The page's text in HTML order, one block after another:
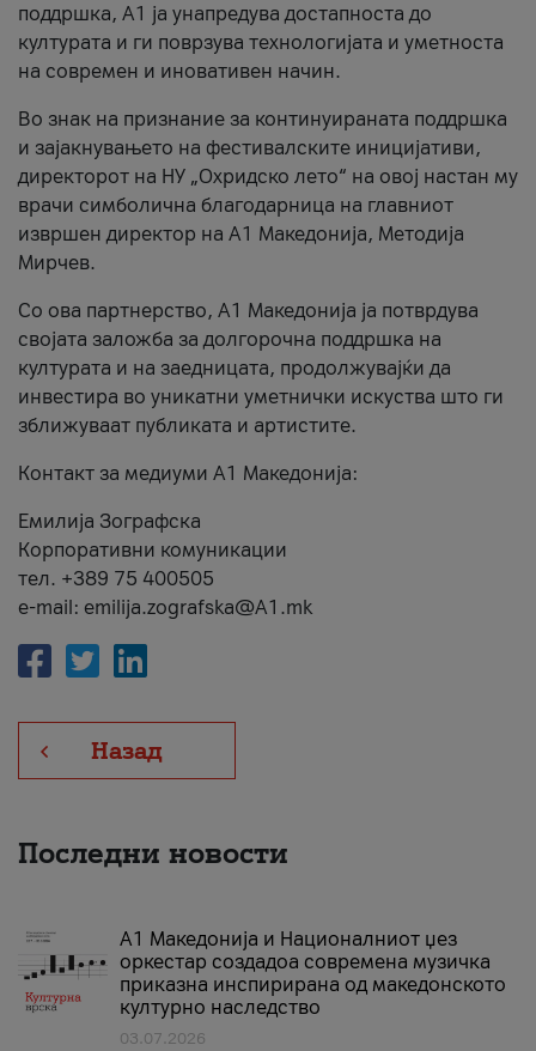
поддршка, A1 ја унапредува достапноста до
културата и ги поврзува технологијата и уметноста
на современ и иновативен начин.
Во знак на признание за континуираната поддршка
и зајакнувањето на фестивалските иницијативи,
директорот на НУ „Охридско лето“ на овој настан му
врачи симболична благодарница на главниот
извршен директор на A1 Македонија, Методија
Мирчев.
Со ова партнерство, A1 Македонија ја потврдува
својата заложба за долгорочна поддршка на
културата и на заедницата, продолжувајќи да
инвестира во уникатни уметнички искуства што ги
зближуваат публиката и артистите.
Контакт за медиуми А1 Македонија:
Емилија Зографска
Корпоративни комуникации
тел. +389 75 400505
e-mail: emilija.zografska@A1.mk
Назад
Последни новости
А1 Македонија и Националниот џез
оркестар создадоа современа музичка
приказна инспирирана од македонското
културно наследство
03.07.2026